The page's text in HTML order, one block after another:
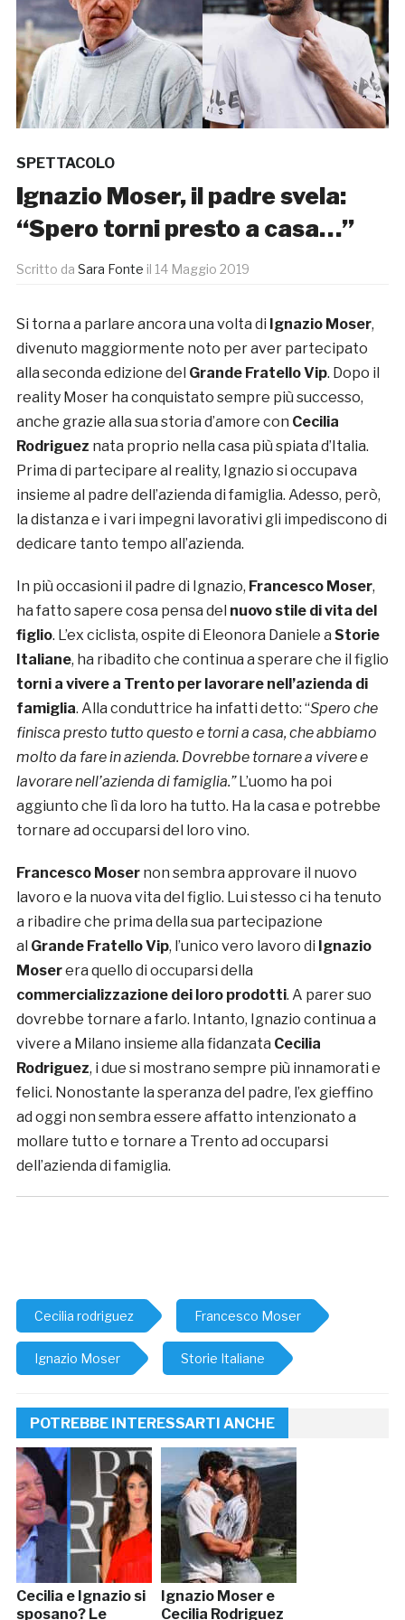
SPETTACOLO
Ignazio Moser, il padre svela:
“Spero torni presto a casa…”
Scritto da Sara Fonte il 14 Maggio 2019
Si torna a parlare ancora una volta di Ignazio Moser,
divenuto maggiormente noto per aver partecipato
alla seconda edizione del Grande Fratello Vip. Dopo il
reality Moser ha conquistato sempre più successo,
anche grazie alla sua storia d’amore con Cecilia
Rodriguez nata proprio nella casa più spiata d’Italia.
Prima di partecipare al reality, Ignazio si occupava
insieme al padre dell’azienda di famiglia. Adesso, però,
la distanza e i vari impegni lavorativi gli impediscono di
dedicare tanto tempo all’azienda.
In più occasioni il padre di Ignazio, Francesco Moser,
ha fatto sapere cosa pensa del nuovo stile di vita del
figlio. L’ex ciclista, ospite di Eleonora Daniele a Storie
Italiane, ha ribadito che continua a sperare che il figlio
torni a vivere a Trento per lavorare nell’azienda di
famiglia. Alla conduttrice ha infatti detto: “Spero che
finisca presto tutto questo e torni a casa, che abbiamo
molto da fare in azienda. Dovrebbe tornare a vivere e
lavorare nell’azienda di famiglia.” L’uomo ha poi
aggiunto che lì da loro ha tutto. Ha la casa e potrebbe
tornare ad occuparsi del loro vino.
Francesco Moser non sembra approvare il nuovo
lavoro e la nuova vita del figlio. Lui stesso ci ha tenuto
a ribadire che prima della sua partecipazione
al Grande Fratello Vip, l’unico vero lavoro di Ignazio
Moserera quello di occuparsi della
commercializzazione dei loro prodotti. A parer suo
dovrebbe tornare a farlo. Intanto, Ignazio continua a
vivere a Milano insieme alla fidanzata Cecilia
Rodriguez, i due si mostrano sempre più innamorati e
felici. Nonostante la speranza del padre, l’ex gieffino
ad oggi non sembra essere affatto intenzionato a
mollare tutto e tornare a Trento ad occuparsi
dell’azienda di famiglia.
Cecilia rodriguez Francesco Moser
Ignazio Moser Storie Italiane
POTREBBE INTERESSARTI ANCHE
Cecilia e Ignazio si
sposano? Le
Ignazio Moser e
Cecilia Rodriguez